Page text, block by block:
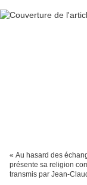
« Au hasard des
présente sa religion
transmis par Jean-